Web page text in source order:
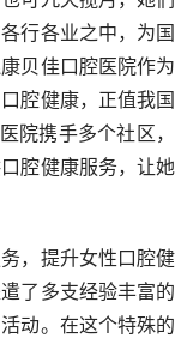
行各业之中，为国
贝佳口腔医院作为
腔健康，正值我国
院携手多个社区，
腔健康服务，让她
，提升女性口腔健
了多支经验丰富的
动。在这个特殊的